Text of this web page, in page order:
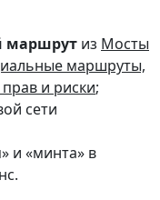
маршрут из Мосты
маршруты,
и риски;
сети
и «минта» в